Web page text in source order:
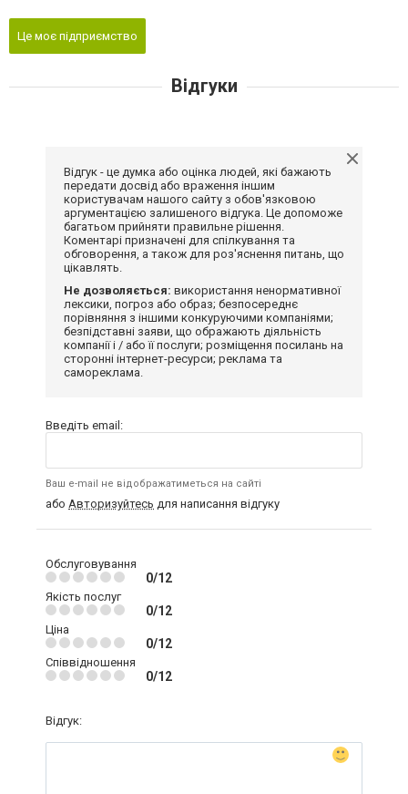
Це моє підприємство
Відгуки
Відгук - це думка або оцінка людей, які бажають
передати досвід або враження іншим
користувачам нашого сайту з обов'язковою
аргументацією залишеного відгука. Це допоможе
багатьом прийняти правильне рішення.
Коментарі призначені для спілкування та
обговорення, а також для роз'яснення питань, що
цікавлять.
Не дозволяється: використання ненормативної
лексики, погроз або образ; безпосереднє
порівняння з іншими конкуруючими компаніями;
безпідставні заяви, що ображають діяльність
компанії і / або її послуги; розміщення посилань на
сторонні інтернет-ресурси; реклама та
самореклама.
Введіть email:
Ваш e-mail не відображатиметься на сайті
або Авторизуйтесь для написання відгуку
Обслуговування
0/12
Якість послуг
0/12
Ціна
0/12
Співвідношення
0/12
Відгук: